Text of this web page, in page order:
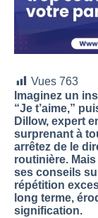
Vues 763
Imaginez un
“Je t’aime,”
Dillow, expert
surprenant à
arrêtez de le
routinière.
ses conseils
répétition
long terme,
signification.